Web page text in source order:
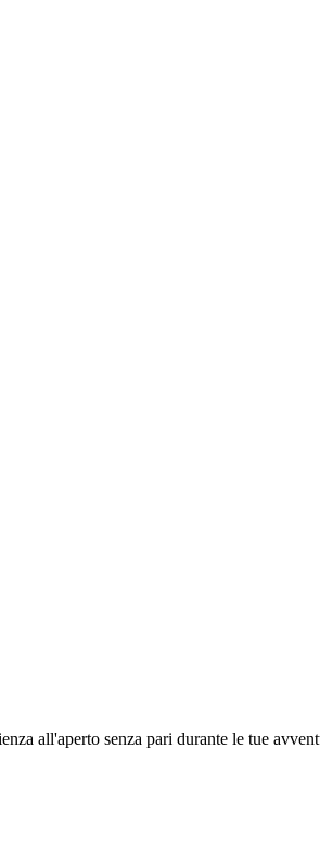
all'aperto senza pari durante le tue